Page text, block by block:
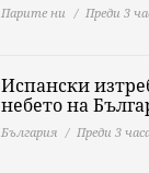
Парите ни Преди 3
Испански
небето на
България Преди 3